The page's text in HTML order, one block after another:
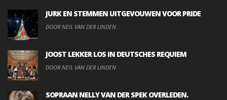
JURK EN STEMMEN UITGEVOUWEN VOOR PRIDE
DOOR NEIL VAN DER LINDEN
JOOST LEKKER LOS IN DEUTSCHES REQUIEM
DOOR NEIL VAN DER LINDEN
SOPRAAN NELLY VAN DER SPEK OVERLEDEN.